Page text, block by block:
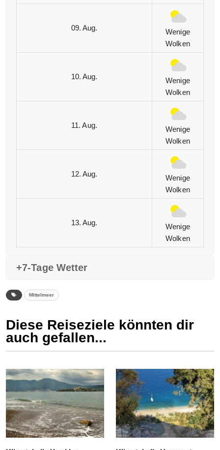
09. Aug.
Wenige
Wolken
10. Aug.
Wenige
Wolken
11. Aug.
Wenige
Wolken
12. Aug.
Wenige
Wolken
13. Aug.
Wenige
Wolken
+7-Tage Wetter
Mittelmeer
Diese Reiseziele könnten dir
auch gefallen...